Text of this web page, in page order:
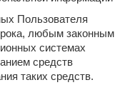
Пользователя
любым законным
системах
средств
таких средств.